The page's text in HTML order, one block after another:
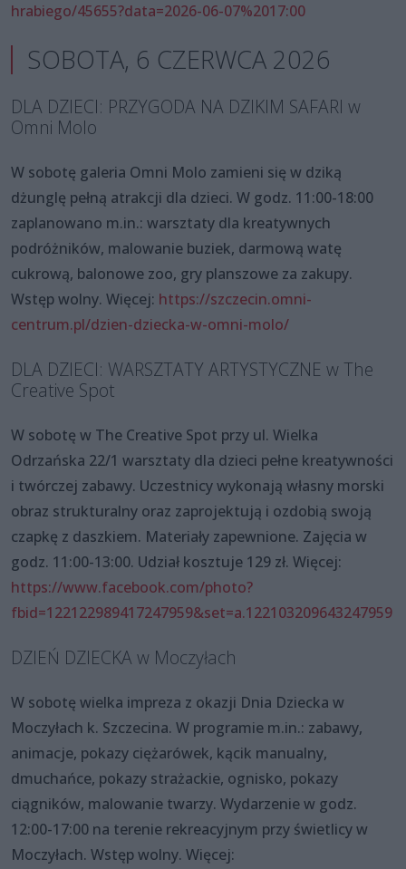
hrabiego/45655?data=2026-06-07%2017:00
SOBOTA, 6 CZERWCA 2026
DLA DZIECI: PRZYGODA NA DZIKIM SAFARI w
Omni Molo
W sobotę galeria Omni Molo zamieni się w dziką
dżunglę pełną atrakcji dla dzieci. W godz. 11:00-18:00
zaplanowano m.in.: warsztaty dla kreatywnych
podróżników, malowanie buziek, darmową watę
cukrową, balonowe zoo, gry planszowe za zakupy.
Wstęp wolny. Więcej: https://szczecin.omni-
centrum.pl/dzien-dziecka-w-omni-molo/
DLA DZIECI: WARSZTATY ARTYSTYCZNE w The
Creative Spot
W sobotę w The Creative Spot przy ul. Wielka
Odrzańska 22/1 warsztaty dla dzieci pełne kreatywności
i twórczej zabawy. Uczestnicy wykonają własny morski
obraz strukturalny oraz zaprojektują i ozdobią swoją
czapkę z daszkiem. Materiały zapewnione. Zajęcia w
godz. 11:00-13:00. Udział kosztuje 129 zł. Więcej:
https://www.facebook.com/photo?
fbid=122122989417247959&set=a.122103209643247959
DZIEŃ DZIECKA w Moczyłach
W sobotę wielka impreza z okazji Dnia Dziecka w
Moczyłach k. Szczecina. W programie m.in.: zabawy,
animacje, pokazy ciężarówek, kącik manualny,
dmuchańce, pokazy strażackie, ognisko, pokazy
ciągników, malowanie twarzy. Wydarzenie w godz.
12:00-17:00 na terenie rekreacyjnym przy świetlicy w
Moczyłach. Wstęp wolny. Więcej: